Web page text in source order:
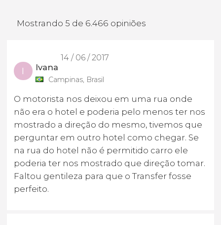
Mostrando 5 de 6.466 opiniões
14 / 06 / 2017
I Ivana
Campinas, Brasil
O motorista nos deixou em uma rua onde
não era o hotel e poderia pelo menos ter nos
mostrado a direção do mesmo, tivemos que
perguntar em outro hotel como chegar. Se
na rua do hotel não é permitido carro ele
poderia ter nos mostrado que direção tomar.
Faltou gentileza para que o Transfer fosse
perfeito.